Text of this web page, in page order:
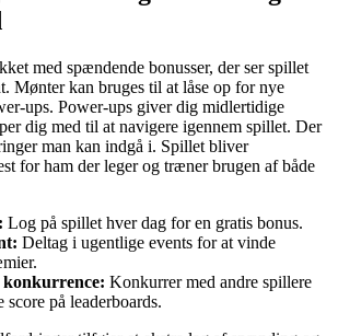
med spændende bonusser, der ser spillet
Mønter kan bruges til at låse op for nye
ups. Power-ups giver dig midlertidige
dig med til at navigere igennem spillet. Der
man kan indgå i. Spillet bliver
for ham der leger og træner brugen af både
Log på spillet hver dag for en gratis bonus.
Deltag i ugentlige events for at vinde
Konkurrer med andre spillere
score på leaderboards.